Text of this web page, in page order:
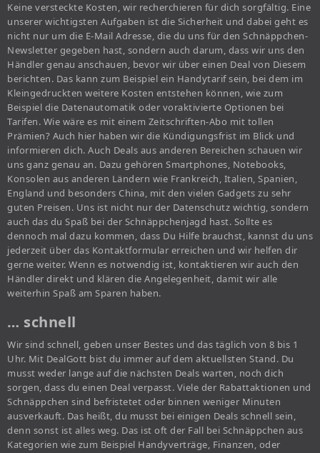
Keine versteckte Kosten, wir recherchieren für dich sorgfältig. Eine
unserer wichtigsten Aufgaben ist die Sicherheit und dabei geht es
nicht nur um die E-Mail Adresse, die du uns für den Schnäppchen-
Newsletter gegeben hast, sondern auch darum, dass wir uns den
Händler genau anschauen, bevor wir über einen Deal von Diesem
berichten. Das kann zum Beispiel ein Handytarif sein, bei dem im
Kleingedruckten weitere Kosten entstehen können, wie zum
Beispiel die Datenautomatik oder voraktivierte Optionen bei
Tarifen. Wie wäre es mit einem Zeitschriften-Abo mit tollen
Prämien? Auch hier haben wir die Kündigungsfrist im Blick und
informieren dich. Auch Deals aus anderen Bereichen schauen wir
uns ganz genau an. Dazu gehören Smartphones, Notebooks,
Konsolen aus anderen Ländern wie Frankreich, Italien, Spanien,
England und besonders China, mit den vielen Gadgets zu sehr
guten Preisen. Uns ist nicht nur der Datenschutz wichtig, sondern
auch das du Spaß bei der Schnäppchenjagd hast. Sollte es
dennoch mal dazu kommen, dass Du Hilfe brauchst, kannst du uns
jederzeit über das Kontaktformular erreichen und wir helfen dir
gerne weiter. Wenn es notwendig ist, kontaktieren wir auch den
Händler direkt und klären die Angelegenheit, damit wir alle
weiterhin Spaß am Sparen haben.
… schnell
Wir sind schnell, geben unser Bestes und das täglich von 8 bis 1
Uhr. Mit DealGott bist du immer auf dem aktuellsten Stand. Du
musst weder lange auf die nächsten Deals warten, noch dich
sorgen, dass du einen Deal verpasst. Viele der Rabattaktionen und
Schnäppchen sind befristetet oder binnen weniger Minuten
ausverkauft. Das heißt, du musst bei einigen Deals schnell sein,
denn sonst ist alles weg. Das ist oft der Fall bei Schnäppchen aus
Kategorien wie zum Beispiel Handyverträge, Finanzen, oder